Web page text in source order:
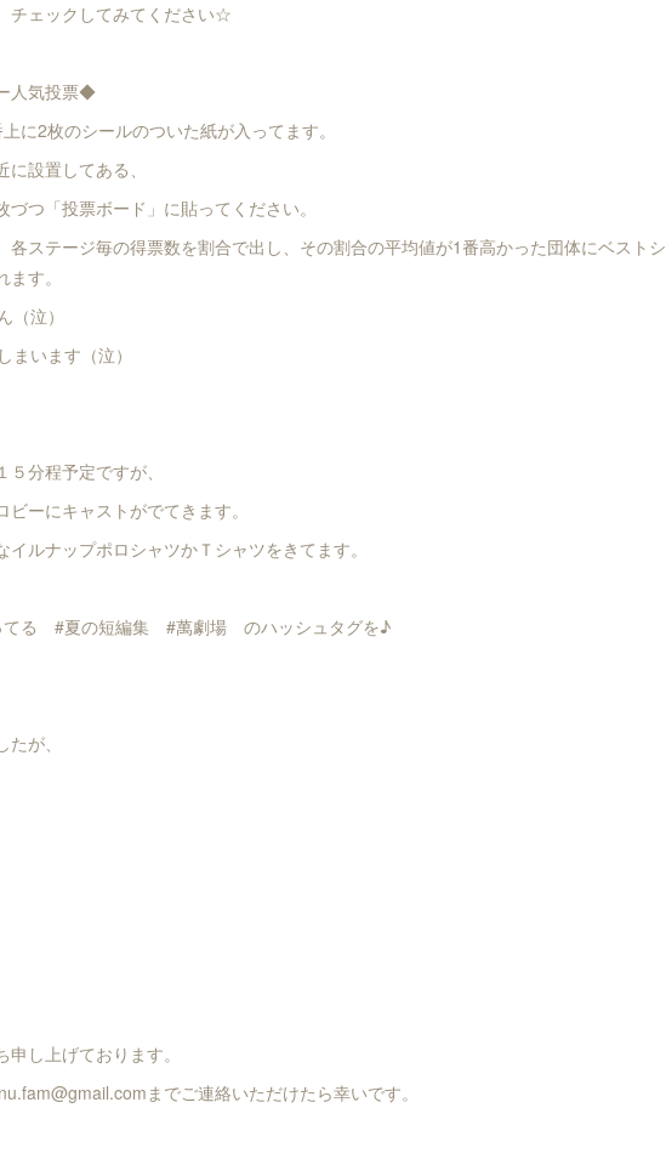
チェックしてみてください☆
人気投票◆
に2枚のシールのついた紙が入ってます。
設置してある、
つ「投票ボード」に貼ってください。
各ステージ毎の得票数を割合で出し、その割合の平均値が1番高かった団体にベストシ
す。
泣）
います（泣）
分程予定ですが、
ーにキャストがでてきます。
ルナップポロシャツかＴシャツをきてます。
てる #夏の短編集 #萬劇場 のハッシュタグを♪
が、
し上げております。
までご連絡いただけたら幸いです。